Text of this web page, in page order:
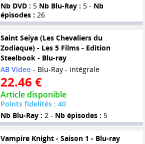
Nb DVD : 5 Nb Blu-Ray : 5 - Nb
épisodes : 26
Saint Seiya (Les Chevaliers du
Zodiaque) - Les 5 Films - Edition
Steelbook - Blu-ray
AB Video - Blu-Ray - intégrale
22.46 €
Article disponible
Points fidelités : 40
Nb Blu-Ray : 2 - Nb épisodes : 5
Vampire Knight - Saison 1 - Blu-ray